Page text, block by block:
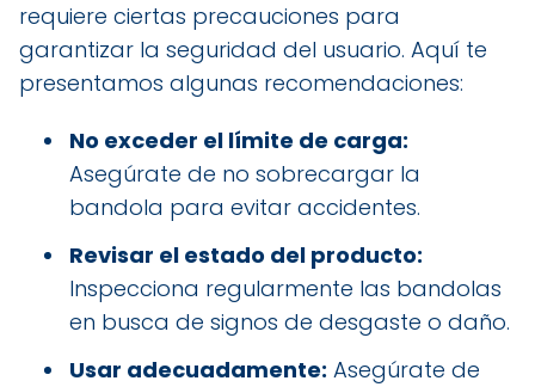
requiere ciertas precauciones para
garantizar la seguridad del usuario. Aquí te
presentamos algunas recomendaciones:
No exceder el límite de carga:
Asegúrate de no sobrecargar la
bandola para evitar accidentes.
Revisar el estado del producto:
Inspecciona regularmente las bandolas
en busca de signos de desgaste o daño.
Usar adecuadamente: Asegúrate de